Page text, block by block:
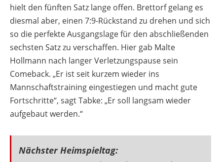
hielt den fünften Satz lange offen. Brettorf gelang es
diesmal aber, einen 7:9-Rückstand zu drehen und sich
so die perfekte Ausgangslage für den abschließenden
sechsten Satz zu verschaffen. Hier gab Malte
Hollmann nach langer Verletzungspause sein
Comeback. „Er ist seit kurzem wieder ins
Mannschaftstraining eingestiegen und macht gute
Fortschritte“, sagt Tabke: „Er soll langsam wieder
aufgebaut werden.“
Nächster Heimspieltag: